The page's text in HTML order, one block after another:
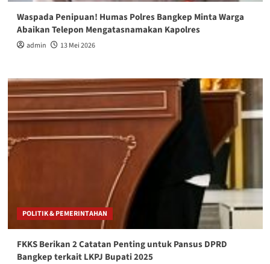
Waspada Penipuan! Humas Polres Bangkep Minta Warga
Abaikan Telepon Mengatasnamakan Kapolres
admin 13 Mei 2026
POLITIK & PEMERINTAHAN
FKKS Berikan 2 Catatan Penting untuk Pansus DPRD
Bangkep terkait LKPJ Bupati 2025